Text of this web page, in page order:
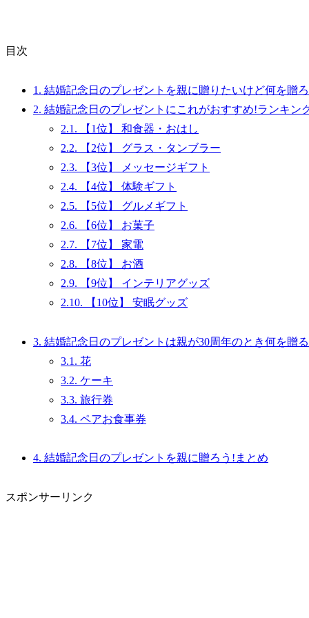
目次
1. 結婚記念日のプレゼントを親に贈りたいけど何を贈
2. 結婚記念日のプレゼントにこれがおすすめ!ランキン
2.1. 【1位】 和食器・おはし
2.2. 【2位】 グラス・タンブラー
2.3. 【3位】 メッセージギフト
2.4. 【4位】 体験ギフト
2.5. 【5位】 グルメギフト
2.6. 【6位】 お菓子
2.7. 【7位】 家電
2.8. 【8位】 お酒
2.9. 【9位】 インテリアグッズ
2.10. 【10位】 安眠グッズ
3. 結婚記念日のプレゼントは親が30周年のとき何を贈
3.1. 花
3.2. ケーキ
3.3. 旅行券
3.4. ペアお食事券
4. 結婚記念日のプレゼントを親に贈ろう!まとめ
スポンサーリンク